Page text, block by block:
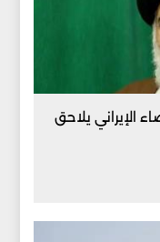
الإيراني يلاحق